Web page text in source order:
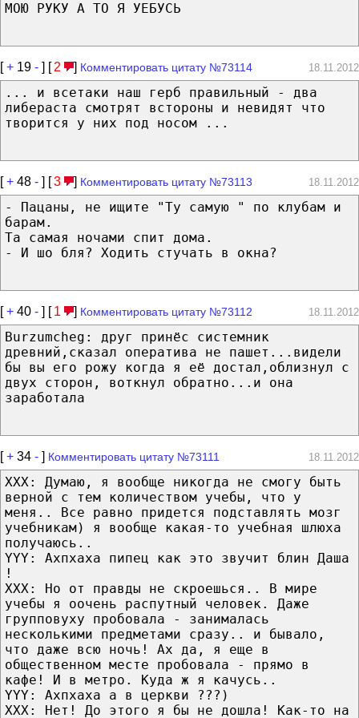
МОЮ РУКУ А ТО Я УЕБУСЬ
[+ 19 - ] [ 2 ] Комментировать цитату №73114 18.11.2012
... и всетаки наш герб правильный - два
либераста смотрят встороны и невидят что
творится у них под носом ...
[+ 48 - ] [3 ] Комментировать цитату №73113 18.11.2012
- Пацаны, не ищите "Ту самую " по клубам и
барам.
Та самая ночами спит дома.
- И шо бля? Ходить стучать в окна?
[+ 40 - ] [ 1 ] Комментировать цитату №73112 18.11.2012
Burzumcheg: друг принёс системник
древний,сказал оператива не пашет...видели
бы вы его рожу когда я её достал,облизнул с
двух сторон, воткнул обратно...и она
заработала
[+ 34 - ] Комментировать цитату №73111 18.11.2012
XXX: Думаю, я вообще никогда не смогу быть
верной с тем количеством учебы, что у
меня.. Все равно придется подставлять мозг
учебникам) я вообще какая-то учебная шлюха
получаюсь..
YYY: Ахпхаха пипец как это звучит блин Даша
!
XXX: Но от правды не скроешься.. В мире
учебы я оочень распутный человек. Даже
групповуху пробовала - занималась
несколькими предметами сразу.. и бывало,
что даже всю ночь! Ах да, я еще в
общественном месте пробовала - прямо в
кафе! И в метро. Куда ж я качусь..
YYY: Ахпхаха а в церкви ???)
XXX: Нет! До этого я бы не дошла! Как-то на